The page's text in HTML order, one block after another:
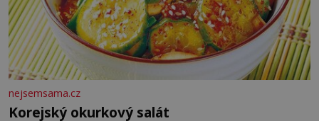
nejsemsama.cz
Korejský okurkový salát